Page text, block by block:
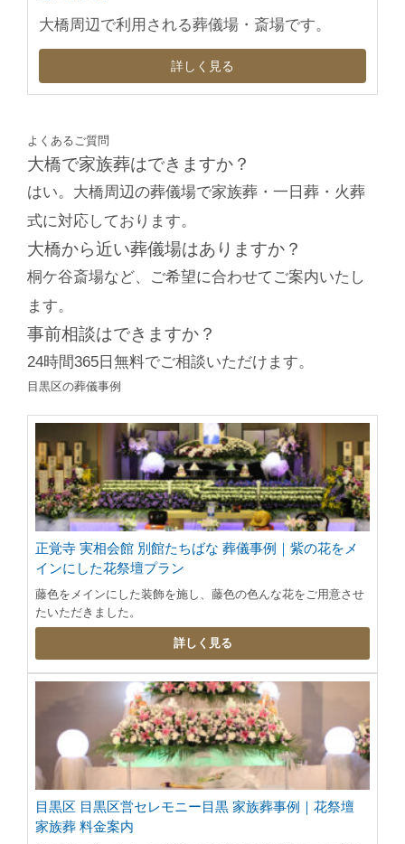
大橋周辺で利用される葬儀場・斎場です。
詳しく見る
よくあるご質問
大橋で家族葬はできますか？
はい。大橋周辺の葬儀場で家族葬・一日葬・火葬
式に対応しております。
大橋から近い葬儀場はありますか？
桐ケ谷斎場など、ご希望に合わせてご案内いたし
ます。
事前相談はできますか？
24時間365日無料でご相談いただけます。
目黒区の葬儀事例
正覚寺 実相会館 別館たちばな 葬儀事例｜紫の花をメ
インにした花祭壇プラン
藤色をメインにした装飾を施し、藤色の色んな花をご用意させ
たいただきました。
詳しく見る
目黒区 目黒区営セレモニー目黒 家族葬事例｜花祭壇
家族葬 料金案内